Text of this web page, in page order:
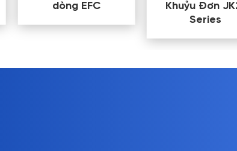
dòng EFC
Khuỷu Đơn
Series